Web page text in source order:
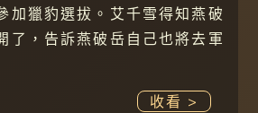
加獵豹選拔。艾千雪得知燕破
了，告訴燕破岳自己也將去軍
收看 >